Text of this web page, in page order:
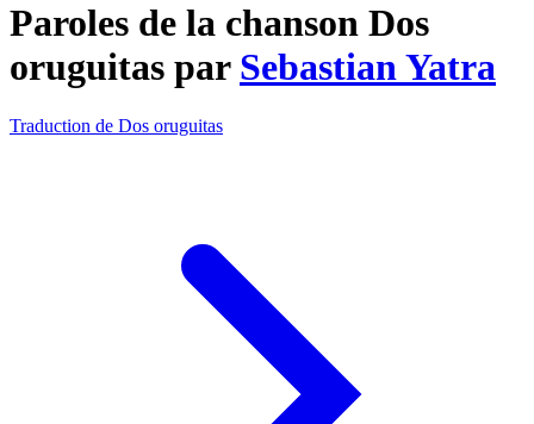
Paroles de la chanson Dos
oruguitas par Sebastian Yatra
Traduction de Dos oruguitas